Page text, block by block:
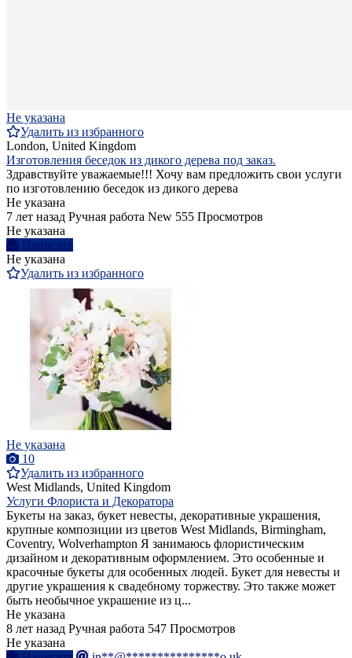
Не указана
Удалить из избранного
London, United Kingdom
Изготовления беседок из дикого дерева под заказ.
Здравствуйте уважаемые!!! Хочу вам предложить свои услуги
по изготовлению беседок из дикого дерева
Не указана
7 лет назад Ручная работа New 555 Просмотров
Не указана
Написать
Не указана
Удалить из избранного
Не указана
10
Удалить из избранного
West Midlands, United Kingdom
Услуги Флориста и Декоратора
Букеты на заказ, букет невесты, декоративные украшения,
крупные композиции из цветов West Midlands, Birmingham,
Coventry, Wolverhampton Я занимаюсь флористическим
дизайном и декоративным оформлением. Это особенные и
красочные букеты для особенных людей. Букет для невесты и
другие украшения к свадебному торжеству. Это также может
быть необычное украшение из ц...
Не указана
8 лет назад Ручная работа 547 Просмотров
Не указана